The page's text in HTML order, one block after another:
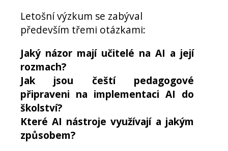
Letošní výzkum se zabýval
především třemi otázkami:
Jaký názor mají učitelé na AI a její
rozmach?
Jak jsou čeští pedagogové
připraveni na implementaci AI do
školství?
Které AI nástroje využívají a jakým
způsobem?